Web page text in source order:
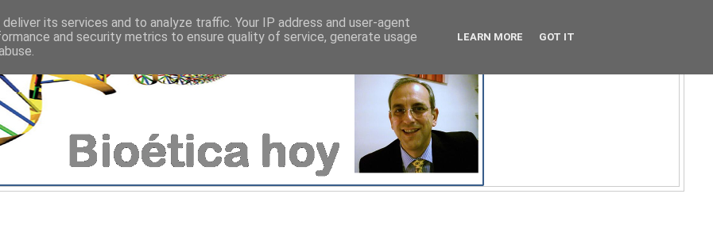
its services and to analyze traffic. Your IP address and user-agent
and security metrics to ensure quality of service, generate usage
LEARN MORE GOT IT